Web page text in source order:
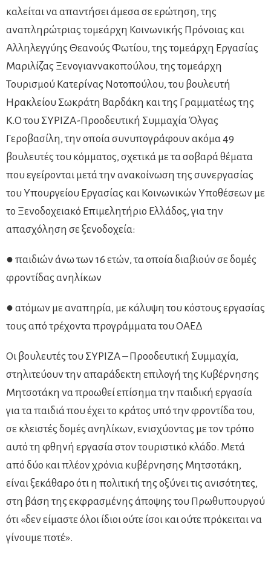
καλείται να απαντήσει άμεσα σε ερώτηση, της
αναπληρώτριας τομεάρχη Κοινωνικής Πρόνοιας και
Αλληλεγγύης Θεανούς Φωτίου, της τομεάρχη Εργασίας
Μαριλίζας Ξενογιαννακοπούλου, της τομεάρχη
Τουρισμού Κατερίνας Νοτοπούλου, του βουλευτή
Ηρακλείου Σωκράτη Βαρδάκη και της Γραμματέως της
Κ.Ο του ΣΥΡΙΖΑ-Προοδευτική Συμμαχία Όλγας
Γεροβασίλη, την οποία συνυπογράφουν ακόμα 49
βουλευτές του κόμματος, σχετικά με τα σοβαρά θέματα
που εγείρονται μετά την ανακοίνωση της συνεργασίας
του Υπουργείου Εργασίας και Κοινωνικών Υποθέσεων με
το Ξενοδοχειακό Επιμελητήριο Ελλάδος, για την
απασχόληση σε ξενοδοχεία:
● παιδιών άνω των 16 ετών, τα οποία διαβιούν σε δομές
φροντίδας ανηλίκων
● ατόμων με αναπηρία, με κάλυψη του κόστους εργασίας
τους από τρέχοντα προγράμματα του ΟΑΕΔ
Οι βουλευτές του ΣΥΡΙΖΑ – Προοδευτική Συμμαχία,
στηλιτεύουν την απαράδεκτη επιλογή της Κυβέρνησης
Μητσοτάκη να προωθεί επίσημα την παιδική εργασία
για τα παιδιά που έχει το κράτος υπό την φροντίδα του,
σε κλειστές δομές ανηλίκων, ενισχύοντας με τον τρόπο
αυτό τη φθηνή εργασία στον τουριστικό κλάδο. Μετά
από δύο και πλέον χρόνια κυβέρνησης Μητσοτάκη,
είναι ξεκάθαρο ότι η πολιτική της οξύνει τις ανισότητες,
στη βάση της εκφρασμένης άποψης του Πρωθυπουργού
ότι «δεν είμαστε όλοι ίδιοι ούτε ίσοι και ούτε πρόκειται να
γίνουμε ποτέ».